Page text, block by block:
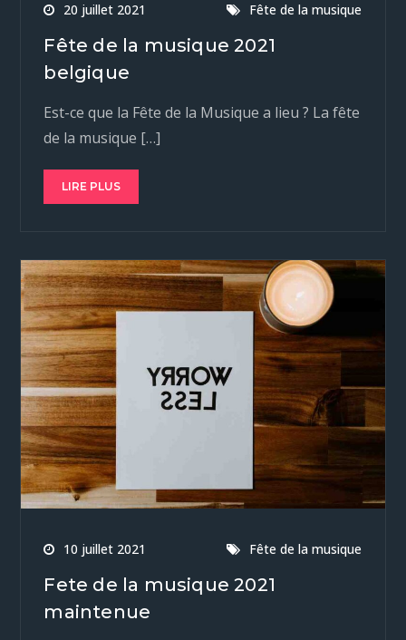
20 juillet 2021 Fête de la musique
Fête de la musique 2021
belgique
Est-ce que la Fête de la Musique a lieu ? La fête
de la musique […]
LIRE PLUS
10 juillet 2021 Fête de la musique
Fete de la musique 2021
maintenue